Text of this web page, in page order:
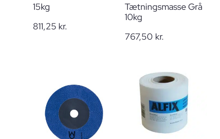
15kg
811,25 kr.
Tætningsmasse Grå
10kg
767,50 kr.